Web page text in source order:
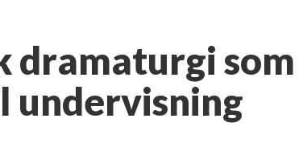
dramaturgi som
undervisning